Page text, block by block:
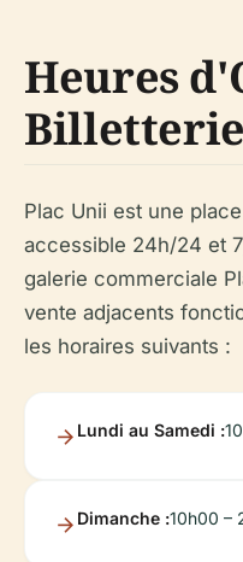
Heures
Billetterie
Plac Unii est une
accessible 24h/24 et
galerie commerciale
vente adjacents
les horaires suivants :
Lundi au Samedi :
Dimanche :10h00 –